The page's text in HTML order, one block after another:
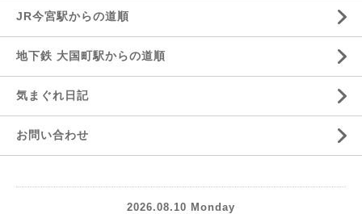
JR今宮駅からの道順
地下鉄 大国町駅からの道順
気まぐれ日記
お問い合わせ
2026.08.10 Monday